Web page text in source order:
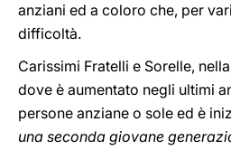
anziani ed a coloro che, per
difficoltà.
Carissimi Fratelli e Sorelle,
dove è aumentato negli ultimi
persone anziane o sole ed è
una seconda giovane